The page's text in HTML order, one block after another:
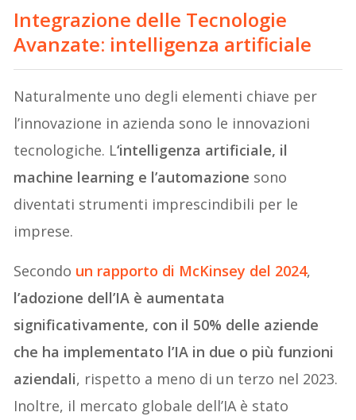
Integrazione delle Tecnologie
Avanzate: intelligenza artificiale
Naturalmente uno degli elementi chiave per
l’innovazione in azienda sono le innovazioni
tecnologiche. L‘intelligenza artificiale, il
machine learning e l’automazione sono
diventati strumenti imprescindibili per le
imprese.
Secondo un rapporto di McKinsey del 2024,
l’adozione dell’IA è aumentata
significativamente, con il 50% delle aziende
che ha implementato l’IA in due o più funzioni
aziendali, rispetto a meno di un terzo nel 2023.
Inoltre, il mercato globale dell’IA è stato